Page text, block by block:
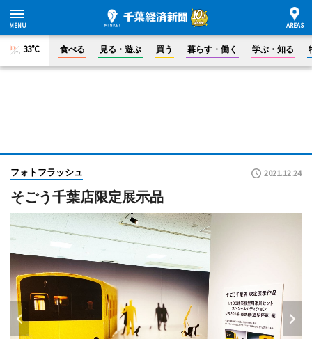
33°C 食べる 見る・遊ぶ 買う 暮らす・働く 学ぶ・知る
フォトフラッシュ 2021.12.24
そごう千葉店限定展示品